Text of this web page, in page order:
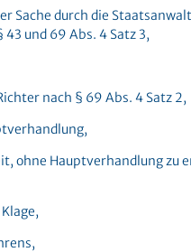
Sache durch die
und 69 Abs. 4 Satz 3,
nach § 69 Abs. 4 Satz 2,
ohne Hauptverhandlung zu